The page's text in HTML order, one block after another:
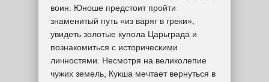
воин. Юноше предстоит пройти
знаменитый путь «из варяг в греки»,
увидеть золотые купола Царьграда и
познакомиться с историческими
личностями. Несмотря на великолепие
чужих земель, Кукша мечтает вернуться в